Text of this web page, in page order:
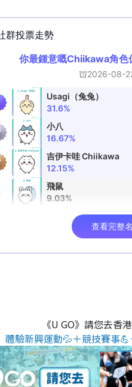
《U GO》請您去香
體驗新興運動💦＋競技賽事